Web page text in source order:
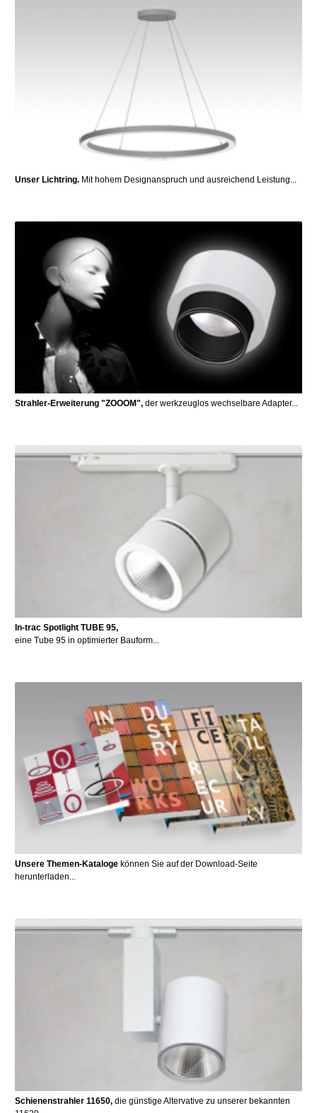
Unser Lichtring. Mit hohem Designanspruch und ausreichend Leistung...
Strahler-Erweiterung "ZOOOM", der werkzeuglos wechselbare Adapter...
In-trac Spotlight TUBE 95,
eine Tube 95 in optimierter Bauform...
Unsere Themen-Kataloge können Sie auf der Download-Seite
herunterladen...
Schienenstrahler 11650, die günstige Altervative zu unserer bekannten